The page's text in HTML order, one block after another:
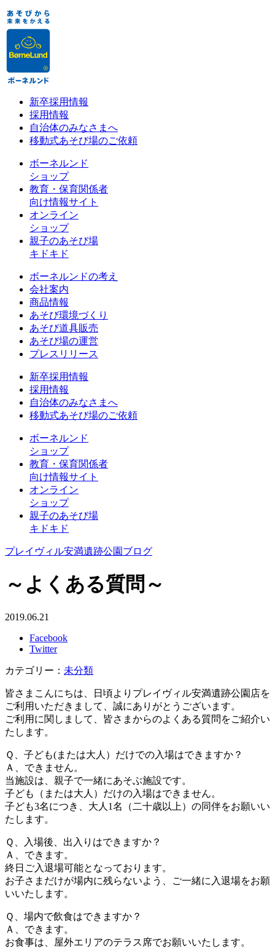
新卒採用情報
採用情報
自治体のみなさまへ
移動式あそび場のご依頼
ボーネルンド
ショップ
教育・保育関係者
向け情報サイト
オンライン
ショップ
親子のあそび場
キドキド
ボーネルンドの考え
会社案内
商品情報
あそび環境づくり
あそび道具販売
あそび場の運営
プレスリリース
新卒採用情報
採用情報
自治体のみなさまへ
移動式あそび場のご依頼
ボーネルンド
ショップ
教育・保育関係者
向け情報サイト
オンライン
ショップ
親子のあそび場
キドキド
プレイヴィル安満遺跡公園ブログ
～よくある質問～
2019.06.21
Facebook
Twitter
カテゴリー： 未分類
皆さまこんにちは、日頃よりプレイヴィル安満遺跡公園店を
ご利用いただきまして、誠にありがとうございます。
ご利用に関しまして、皆さまからのよくある質問をご紹介い
たします。
Ｑ、子ども(または大人）だけでの入場はできますか？
Ａ、できません。
当施設は、親子で一緒にあそぶ施設です。
子ども（または大人）だけの入場はできません。
子ども3名につき、大人1名（二十歳以上）の同伴をお願いい
たします。
Ｑ、入場後、出入りはできますか？
Ａ、できます。
終日ご入退場可能となっております。
お子さまだけが場内に残らないよう、ご一緒に入退場をお願
いいたします。
Ｑ、場内で飲食はできますか？
Ａ、できます。
お食事は、屋外エリアのテラス席でお願いいたします。